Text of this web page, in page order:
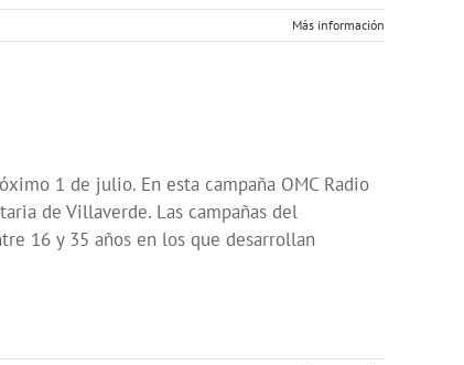
Más información
1 de julio. En esta campaña OMC Radio
de Villaverde. Las campañas del
16 y 35 años en los que desarrollan